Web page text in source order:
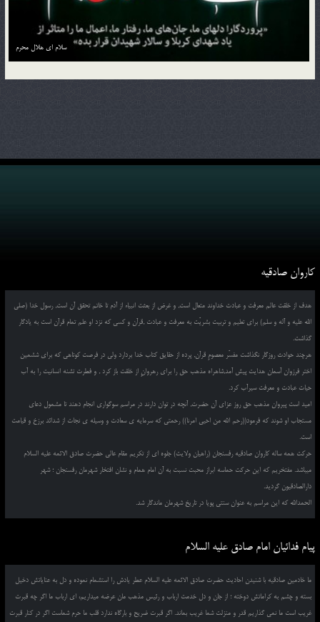
منزل به منزل با کاروان حسین بن علی علیه السلام
کاروان صادقیه
هدف از خلقت عالم معرفت و عبادت خداوند متعال است, و غرض از بعثت انبیاء از آدم تا خاتم تحقق آن است, رسول خدا (صلی
الله علیه و آله و سلم) برای تعلیم و تربیت بشریّت به معرفت و عبادت ,قرآن و کسی که نزد او علم تمام قرآن است به یادگار
گذاشت.
هرچند حوادث روزگار نگذاشت مفسّر معصومِ قرآن, پرده از حقایق کتاب خدا بردارد ولی در فرصت کوتاهی که برای ششمین
اختر فرزوان آسمان هدایت پیش آمد,شاهراه مذهب حق را برای رهروانِ از خلقت باز کرد , و فطرت تشنه انسانیت را به آب
حیات عبادت و معرفت سیرآب کرد.
امید است پیروان مذهب حق روز عزای آن حضرت, آنچه در توان دارند در مراسم سوگواری انجام دهند تا مشمول دعای
مستجاب او شوند که فرمود((رحم الله من احیی امرنا)) رحمتی که سرمایه ی سعادت و وسیله ی نجات از شدائد برزخ و قیامت
است.
حرکت همه ساله کاروان صادقیه رفسنجان (راهیان ولایت) جلوه ای از تکریم مقام عالی حضرت صادق الائمه علیه السلام
میباشد. مفتخریم که این حرکت حماسه ابراز محبت نسبت به آن امام همام و نشان افتخار شهرمان رفسنجان ؛ شهر
دارالصادقیون گردید.
الحمدالله که این مراسم به عنوان سنتی پویا در تاریخ شهرمان ماندگار شد.
پیام فدائیان امام صادق علیه السلام
ما خادمین صادقیه با شنیدن احادیث حضرت صادق الائمه علیه السلام عطر یادش را استشمام نموده و دل به عنایاتش دخیل
بسته و چشم به کراماتش دوخته ؛ از جان و دل خدمت ارباب و رئیس مذهب مان عرضه میداریم، ای ارباب ما اگر چه قبرت
غریب است ما نمی گذاریم قدر و منزلت شما غریب بماند. اگر قبرت ضریح و بارگاه ندارد قلب ما حرم شماست اگر در کنار قبرت